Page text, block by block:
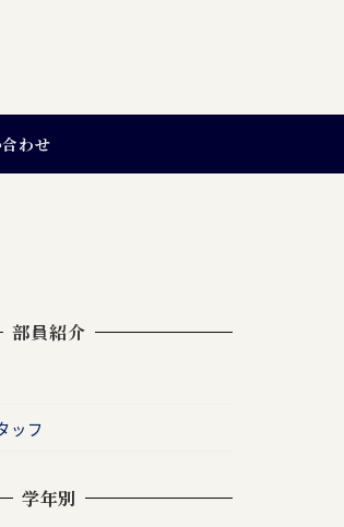
わせ
部員紹介
ッフ
学年別